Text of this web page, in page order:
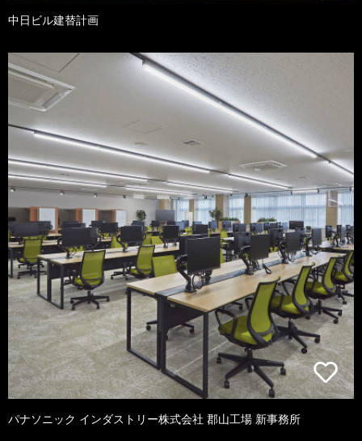
中日ビル建替計画
パナソニック インダストリー株式会社 郡山工場 新事務所